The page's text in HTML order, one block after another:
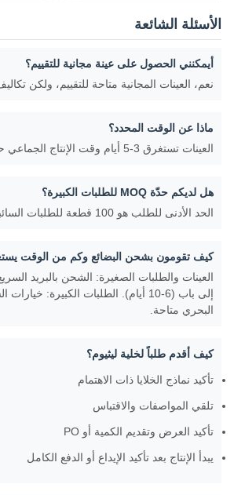
الأسئلة الشائعة
أيمكنني الحصول على عينة مجانية للتقييم؟
نعم، العينات المجانية متاحة للتقييم، ولكن
ماذا عن الوقت المحدد؟
العينات تستغرق 3-5 أيام وقت الإنتاج الجماعي حوالي 2-3 أسابيع
هل لديكم حدّة MOQ للطلبات الكبيرة؟
الحد الأدنى للطلب هو 100 قطعة للطلبات السائبة.
كيف تقومون بشحن البضائع وكم من الوقت
العينات والطلبات الصغيرة: الشحن بالبريد
إلى باب (6-10 أيام). الطلبات الكبيرة:
البحري متاحة.
كيف أقدم طلباً لخلية ليثيوم؟
تأكيد نماذج الخلايا ذات الاهتمام
تلقي المواصفات والاقتباس
تأكيد العرض وتقديم الكمية أو PO
يبدأ الإنتاج بعد تأكيد الإيداع أو الدفع الكامل